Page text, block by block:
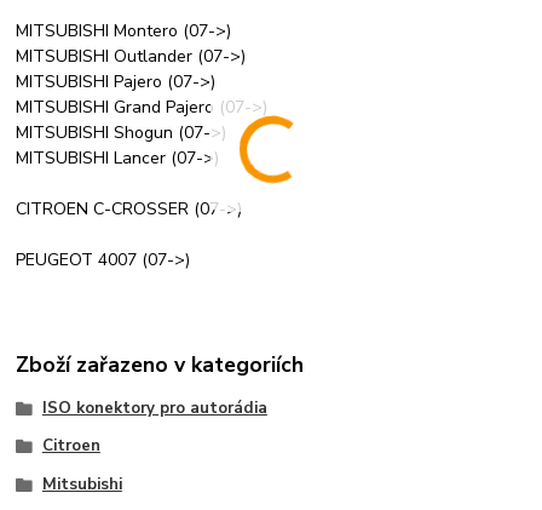
MITSUBISHI Montero (07->)
MITSUBISHI Outlander (07->)
MITSUBISHI Pajero (07->)
MITSUBISHI Grand Pajero (07->)
MITSUBISHI Shogun (07->)
MITSUBISHI Lancer (07->)
CITROEN C-CROSSER (07->)
PEUGEOT 4007 (07->)
Zboží zařazeno v kategoriích
ISO konektory pro autorádia
Citroen
Mitsubishi